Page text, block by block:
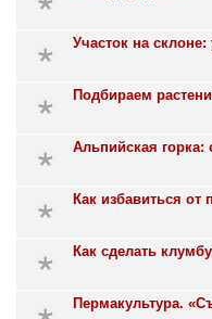
Участок на
Подбираем
Альпийская горка:
Как избавиться от
Как сделать
Пермакультура.